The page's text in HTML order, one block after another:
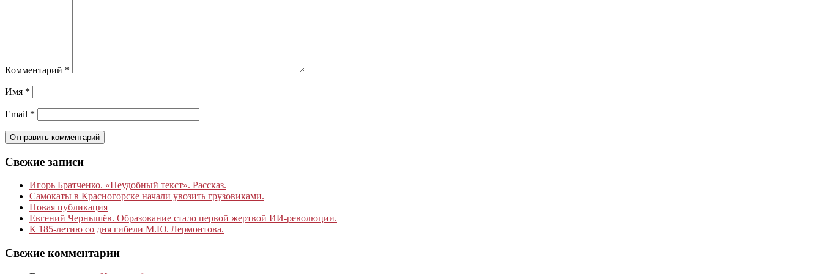
Комментарий *
Имя *
Email *
Свежие записи
Игорь Братченко. «Неудобный текст». Рассказ.
Самокаты в Красногорске начали увозить грузовиками.
Новая публикация
Евгений Чернышёв. Образование стало первой жертвой ИИ-революции.
К 185‑летию со дня гибели М.Ю. Лермонтова.
Свежие комментарии